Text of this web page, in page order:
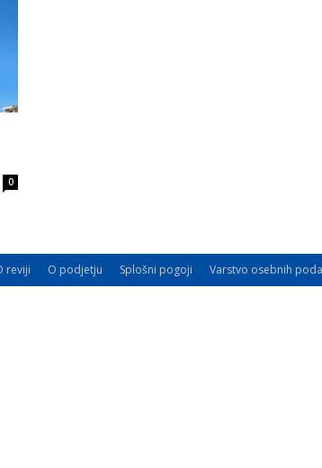
0
reviji O podjetju Splošni pogoji Varstvo osebnih